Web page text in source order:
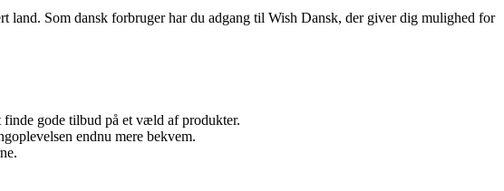
Som dansk forbruger har du adgang til Wish Dansk, der giver dig mulighed for
finde gode tilbud på et væld af produkter.
endnu mere bekvem.